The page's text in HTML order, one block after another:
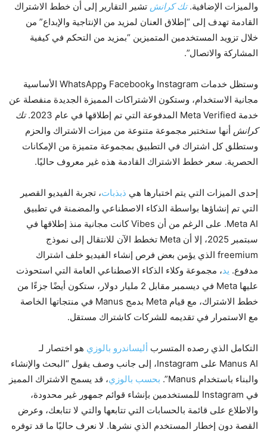
والميزات الإضافية.تك كرانش تشير التقارير إلى أن خطط الاشتراك
القادمة تهدف إلى “إطلاق العنان لمزيد من الإنتاجية والإبداع” من
خلال تزويد المستخدمين المتميزين “بمزيد من التحكم في كيفية
المشاركة والاتصال”.
وستظل خدمات Instagram وFacebook وWhatsApp الأساسية
مجانية الاستخدام، وستكون الاشتراكات المميزة الجديدة منفصلة عن
خدمة Meta Verified المدفوعة التي تم إطلاقها في عام 2023.
تك
كرانش أنها ستختبر مجموعة متنوعة من ميزات الاشتراك والحزم
وستطلق كل اشتراك في التطبيق بمجموعة متميزة من الإمكانات
الحصرية. سعر خطط الاشتراك القادمة هذه غير معروف حاليًا.
إحدى الميزات التي يتم اختبارها هي ذبذبات، تجربة الفيديو القصير
التي تم إنشاؤها بواسطة الذكاء الاصطناعي والمضمنة في تطبيق
Meta AI. على الرغم من أن Vibes كانت مجانية منذ إطلاقها في
سبتمبر 2025، إلا أن Meta تخطط الآن للانتقال إلى نموذج
freemium الذي يؤمن بعض فرص إنشاء الفيديو خلف اشتراك
مدفوع. يد، مجموعة وكلاء الذكاء الاصطناعي العامة التي استحوذت
عليها Meta في ديسمبر مقابل 2 مليار دولار، ستكون أيضًا جزءًا من
خطط الاشتراك، مع قيام Meta بدمج Manus في منتجاتها الخاصة
مع الاستمرار في تقديمه للشركات كاشتراك مستقل.
التكامل الذي رصده المتسرب أليساندرو بالوزي هو اختصار لـ
Manus AI على Instagram، إلى جانب وصف يقول “البحث والإنشاء
والبناء باستخدام Manus”.
بحسب بالوزي، قد يسمح الاشتراك المميز
في Instagram للمستخدمين بإنشاء قوائم جمهور غير محدودة،
والاطلاع على قائمة بالحسابات التي تتابعها والتي لا تتابعك، وعرض
القصة دون إخطار المستخدم الذي نشرها. لا نعرف حاليًا ما قد توفره